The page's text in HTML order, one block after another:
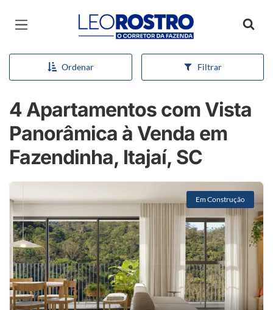
Página inicial
Ordenar Filtrar
4 Apartamentos com Vista
Panorâmica à Venda em
Fazendinha, Itajaí, SC
Em Construção